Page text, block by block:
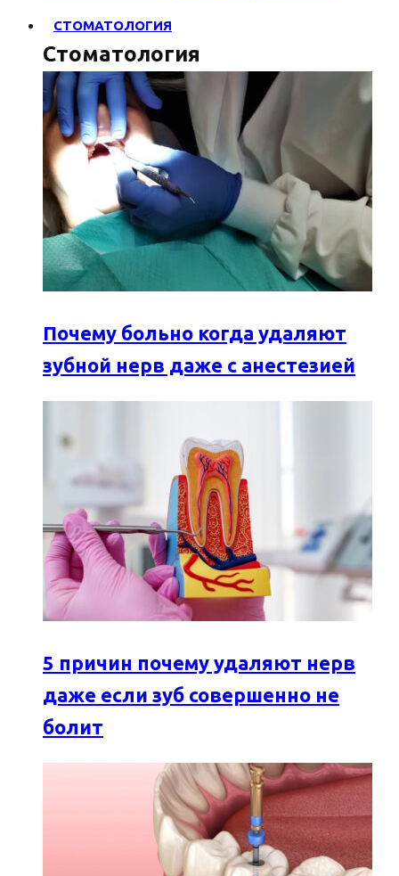
СТОМАТОЛОГИЯ
Стоматология
Почему больно когда удаляют
зубной нерв даже с анестезией
5 причин почему удаляют нерв
даже если зуб совершенно не
болит